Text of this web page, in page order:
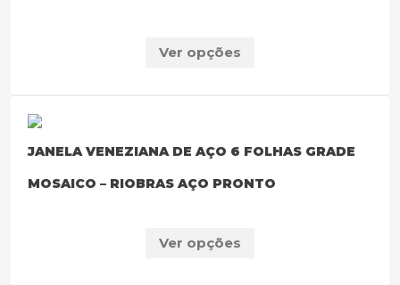
Ver opções
JANELA VENEZIANA DE AÇO 6 FOLHAS GRADE
MOSAICO – RIOBRAS AÇO PRONTO
Ver opções